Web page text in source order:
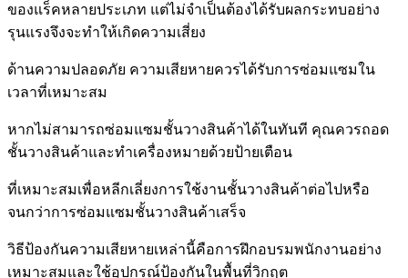
ของแร็คหลายประเภท แต่ไม่จำเป็นต้องได้รับผลกระทบอย่าง
รุนแรงจึงจะทำให้เกิดความเสี่ยง
ด้านความปลอดภัย ความเสียหายควรได้รับการซ่อมแซมใน
เวลาที่เหมาะสม
หากไม่สามารถซ่อมแซมชั้นวางสินค้าได้ในทันที คุณควรถอด
ชั้นวางสินค้าและทำเครื่องหมายด้วยป้ายเตือน
ที่เหมาะสมเพื่อหลีกเลี่ยงการใช้งานชั้นวางสินค้าต่อไปหรือ
จนกว่าการซ่อมแซมชั้นวางสินค้าเสร็จ
วิธีป้องกันความเสียหายเหล่านี้คือการฝึกอบรมพนักงานอย่าง
เหมาะสมและใช้อุปกรณ์ป้องกันในพื้นที่วิกฤต